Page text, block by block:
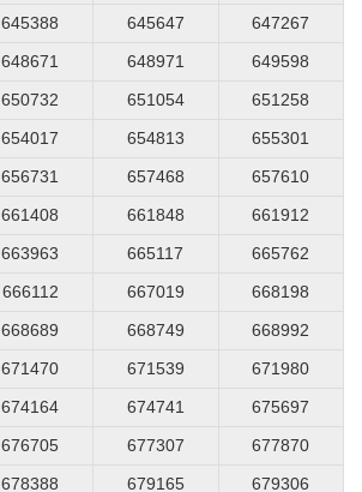
645388 645647
647267
648671 648971
649598
650732 651054
651258
654017 654813
655301
656731 657468
657610
661408 661848
661912
663963 665117
665762
666112 667019
668198
668689 668749
668992
671470 671539
671980
674164 674741
675697
676705 677307
677870
678388 679165
679306